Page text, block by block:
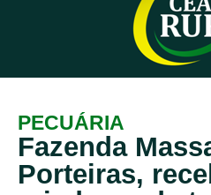
Sobre
PECUÁRIA
Fazenda
Porteiras,